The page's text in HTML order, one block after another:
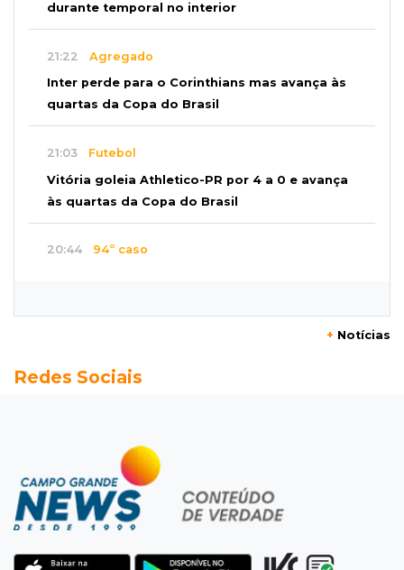
durante temporal no interior
21:22 Agregado
Inter perde para o Corinthians mas avança às
quartas da Copa do Brasil
21:03 Futebol
Vitória goleia Athletico-PR por 4 a 0 e avança
às quartas da Copa do Brasil
20:44 94º caso
Veja as dezenas de hoje na Mega-Sena, Quina,
Balcão de empregos
Semana termina com 913 vagas de trabalho
abertas em 114 funções
Em visita à Feira Central, Riedel volta a
+ Notícias
Redes Sociais